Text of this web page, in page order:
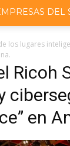
DEL
los lugares
Ricoh
en